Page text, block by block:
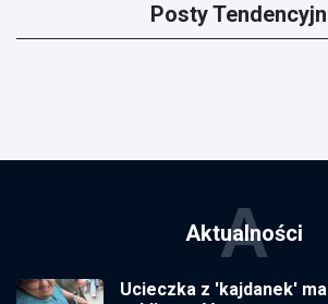
Posty
Aktualności
A
Ucieczka z 'kajdanek'